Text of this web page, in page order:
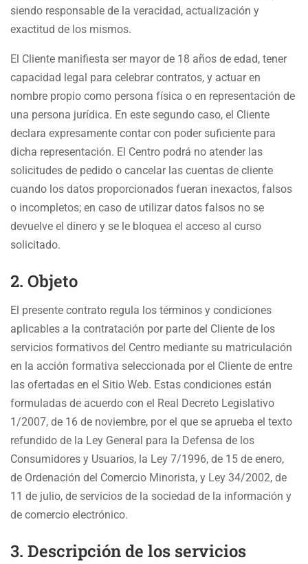
siendo responsable de la veracidad, actualización y
exactitud de los mismos.
El Cliente manifiesta ser mayor de 18 años de edad, tener
capacidad legal para celebrar contratos, y actuar en
nombre propio como persona física o en representación de
una persona jurídica. En este segundo caso, el Cliente
declara expresamente contar con poder suficiente para
dicha representación. El Centro podrá no atender las
solicitudes de pedido o cancelar las cuentas de cliente
cuando los datos proporcionados fueran inexactos, falsos
o incompletos; en caso de utilizar datos falsos no se
devuelve el dinero y se le bloquea el acceso al curso
solicitado.
2. Objeto
El presente contrato regula los términos y condiciones
aplicables a la contratación por parte del Cliente de los
servicios formativos del Centro mediante su matriculación
en la acción formativa seleccionada por el Cliente de entre
las ofertadas en el Sitio Web. Estas condiciones están
formuladas de acuerdo con el Real Decreto Legislativo
1/2007, de 16 de noviembre, por el que se aprueba el texto
refundido de la Ley General para la Defensa de los
Consumidores y Usuarios, la Ley 7/1996, de 15 de enero,
de Ordenación del Comercio Minorista, y Ley 34/2002, de
11 de julio, de servicios de la sociedad de la información y
de comercio electrónico.
3. Descripción de los servicios